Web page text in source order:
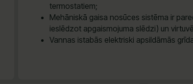
termostatiem;
Mehāniskā gaisa nosūces sistēma ir
ieslēdzot apgaismojuma slēdzi) un
Vannas istabās elektriski apsildāmās